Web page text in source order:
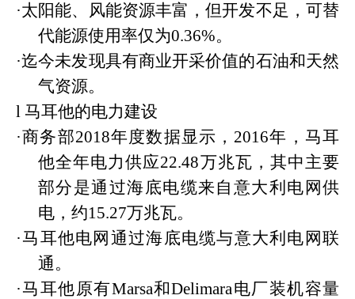
·太阳能、风能资源丰富，但开发不足，可替
代能源使用率仅为0.36%。
·迄今未发现具有商业开采价值的石油和天然
气资源。
l 马耳他的电力建设
·商务部2018年度数据显示，2016年，马耳
他全年电力供应22.48万兆瓦，其中主要
部分是通过海底电缆来自意大利电网供
电，约15.27万兆瓦。
·马耳他电网通过海底电缆与意大利电网联
通。
·马耳他原有Marsa和Delimara电厂装机容量